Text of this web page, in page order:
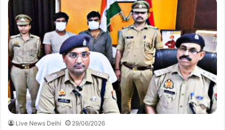
Live News Delhi 29/06/2026